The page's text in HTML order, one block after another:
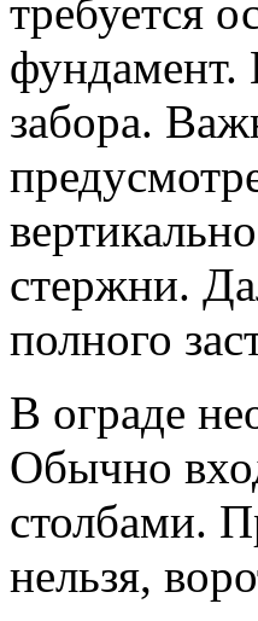
требуется
фундамент.
забора.
стержни.
полного
В ограде
Обычно
столбами.
нельзя,